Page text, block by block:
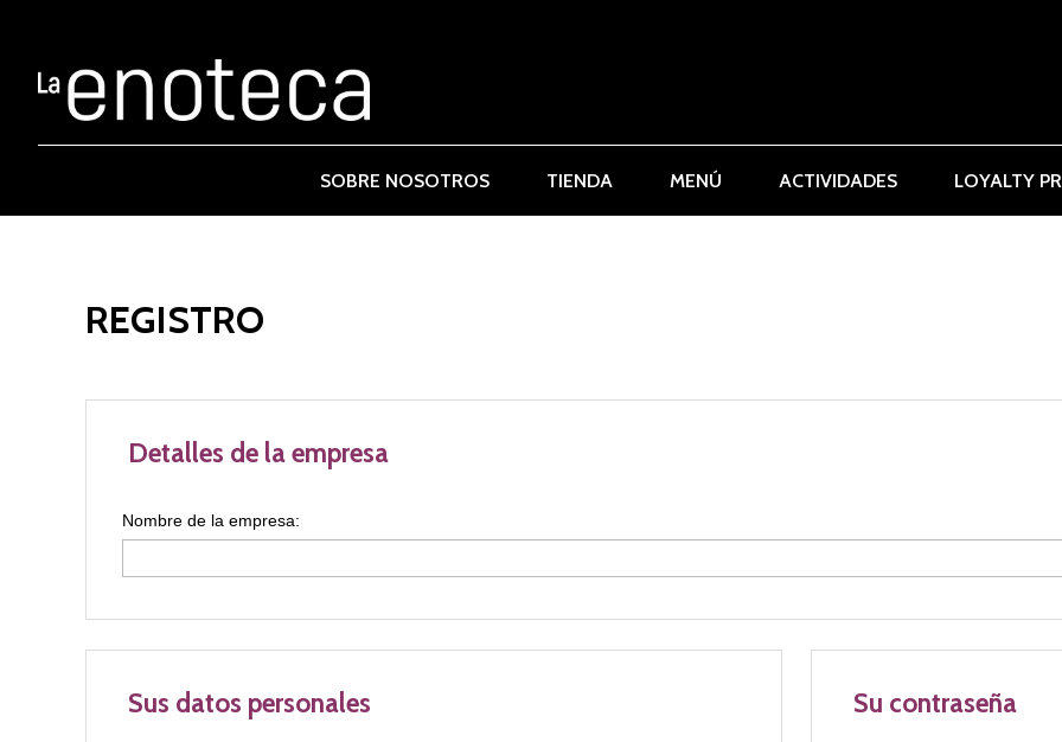
SOBRE NOSOTROS TIENDA MENÚ ACTIVIDADES LOYALTY
REGISTRO
Sus datos personales
Detalles de la empresa
Nombre de la empresa:
Su contraseña